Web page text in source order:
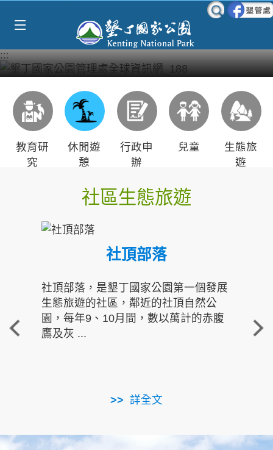
:::
教育研
究
休閒遊
憩
行政申
辦
兒童
生態旅
遊
社區生態旅遊
社頂部落
社頂部落，是墾丁國家公園第一個發展
生態旅遊的社區，鄰近的社頂自然公
園，每年9、10月間，數以萬計的赤腹
鷹及灰 ...
詳全文
重
走進